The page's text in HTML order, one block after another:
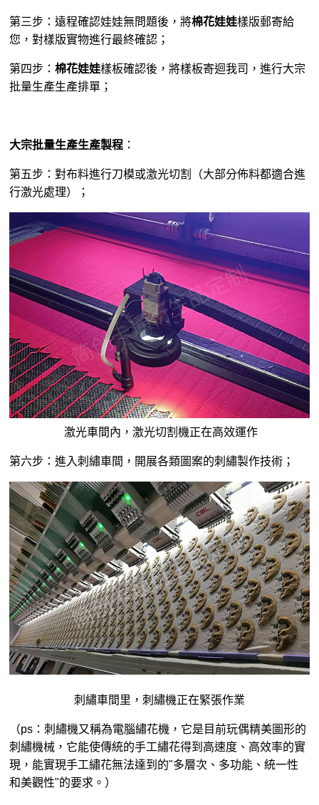
第三步：遠程確認娃娃無問題後，將棉花娃娃樣版郵寄給
您，對樣版實物進行最終確認；
第四步：棉花娃娃樣板確認後，將樣板寄迴我司，進行大宗
批量生產生產排單；
大宗批量生產生產製程 ：
第五步：對布料進行刀模或激光切割（大部分佈料都適合進
行激光處理）；
激光車間內，激光切割機正在高效運作
第六步：進入刺繡車間，開展各類圖案的刺繡製作技術；
刺繡車間里，刺繡機正在緊張作業
（ps：刺繡機又稱為電腦繡花機，它是目前玩偶精美圖形的
刺繡機械，它能使傳統的手工繡花得到高速度、高效率的實
現，能實現手工繡花無法達到的"多層次、多功能、統一性
和美觀性"的要求。）